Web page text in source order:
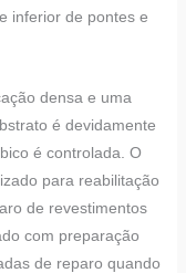
inferior de pontes e
densa e uma
é devidamente
é controlada. O
para reabilitação
de revestimentos
com preparação
de reparo quando